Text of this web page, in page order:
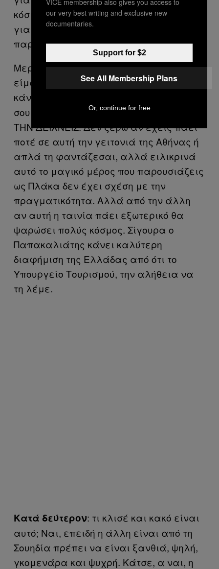
κόσμο μας. Όλοι χαρούμενοι και πάμε
για άλλα. Όχι, τίμιος Παπακαλιάτης, το
παραδέχομαι.
Μερικές παρατηρήσεις μόνο, όχι επειδή
είμαι ειδικός, αλλά επειδή θέλω να τις
κάνω.
σου πω ότι Η ΠΛΑΚΑ ΔΕΝ ΕΙΝΑΙ ΕΤΣΙ ΟΠΩΣ
ΤΗΝ ΔΕΙΧΝΕΙΣ. Δεν ξέρω αν έχεις πάει
ποτέ σε αυτή την γειτονιά της Αθήνας ή
απλά τη φαντάζεσαι, αλλά ειλικρινά
αυτό το μαγικό μέρος που παρουσιάζεις
ως Πλάκα δεν έχει σχέση με την
πραγματικότητα. Αλλά από την άλλη
αν αυτή η ταινία πάει εξωτερικό θα
ψαρώσει πολύς κόσμος. Σίγουρα ο
Παπακαλιάτης κάνει καλύτερη
διαφήμιση της Ελλάδας από ότι το
Υπουργείο Τουρισμού, την αλήθεια να
τη λέμε.
Κατά δεύτερον: τι κλισέ και κακό είναι
αυτό; Ναι, επειδή η άλλη είναι από τη
Σουηδία πρέπει να είναι ξανθιά, ψηλή,
γκομενάρα και ψυχρή. Κάτσε, α ναι, η
our very best writing and exclusive new
documentaries.
Support for $2
See All Membership Plans
Or, continue for free